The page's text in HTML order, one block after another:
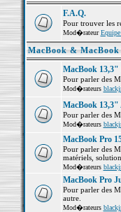
F.A.Q.
Pour trouver les
Mod�rateur
MacBook &
MacBook 13,3"
Pour parler des
Mod�rateurs
MacBook 13,3"
Pour parler des
Mod�rateurs
MacBook Pro
Pour parler des
matériels,
Mod�rateurs
MacBook Pro
Pour parler des
autre.
Mod�rateurs